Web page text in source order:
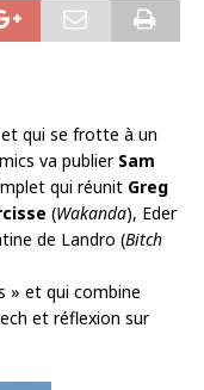
et qui se frotte à un
va publier Sam
qui réunit Greg
(Wakanda), Eder
de Landro (Bitch
» et qui combine
et réflexion sur